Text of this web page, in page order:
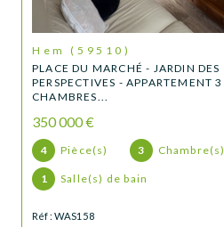
Hem (59510)
PLACE DU MARCHÉ - JARDIN DES
PERSPECTIVES - APPARTEMENT 3
CHAMBRES...
350 000 €
4 Pièce(s) 3 Chambre(s)
1 Salle(s) de bain
Réf : WAS158